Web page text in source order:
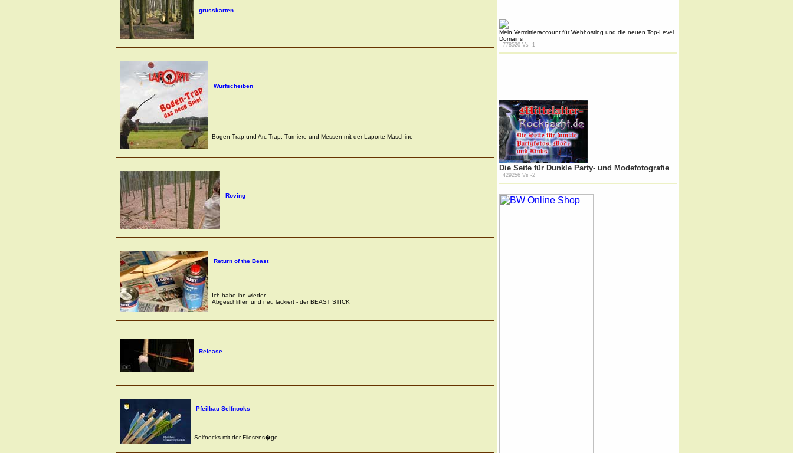
Mein Vermittleraccount für Webhosting und die neuen Top-Level
Domains
778520 Vs -1
Die Seite für Dunkle Party- und Modefotografie
429256 Vs -2
grusskarten
Wurfscheiben
Bogen-Trap und Arc-Trap, Turniere und Messen mit der Laporte Maschine
Roving
Return of the Beast
Ich habe ihn wieder
Abgeschliffen und neu lackiert - der BEAST STICK
Release
Pfeilbau Selfnocks
Selfnocks mit der Fliesens�ge